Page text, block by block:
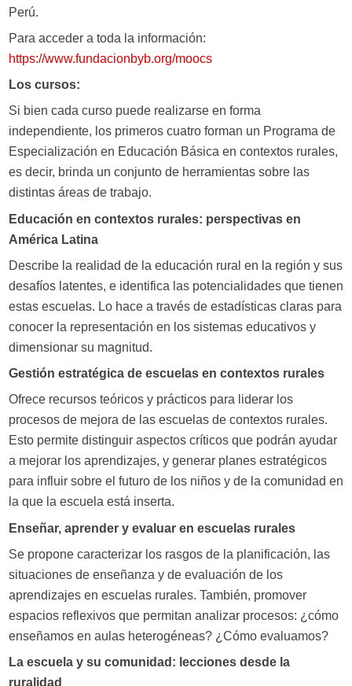
Perú.
Para acceder a toda la información:
https://www.fundacionbyb.org/moocs
Los cursos:
Si bien cada curso puede realizarse en forma
independiente, los primeros cuatro forman un Programa de
Especialización en Educación Básica en contextos rurales,
es decir, brinda un conjunto de herramientas sobre las
distintas áreas de trabajo.
Educación en contextos rurales: perspectivas en
América Latina
Describe la realidad de la educación rural en la región y sus
desafíos latentes, e identifica las potencialidades que tienen
estas escuelas. Lo hace a través de estadísticas claras para
conocer la representación en los sistemas educativos y
dimensionar su magnitud.
Gestión estratégica de escuelas en contextos rurales
Ofrece recursos teóricos y prácticos para liderar los
procesos de mejora de las escuelas de contextos rurales.
Esto permite distinguir aspectos críticos que podrán ayudar
a mejorar los aprendizajes, y generar planes estratégicos
para influir sobre el futuro de los niños y de la comunidad en
la que la escuela está inserta.
Enseñar, aprender y evaluar en escuelas rurales
Se propone caracterizar los rasgos de la planificación, las
situaciones de enseñanza y de evaluación de los
aprendizajes en escuelas rurales. También, promover
espacios reflexivos que permitan analizar procesos: ¿cómo
enseñamos en aulas heterogéneas? ¿Cómo evaluamos?
La escuela y su comunidad: lecciones desde la
ruralidad